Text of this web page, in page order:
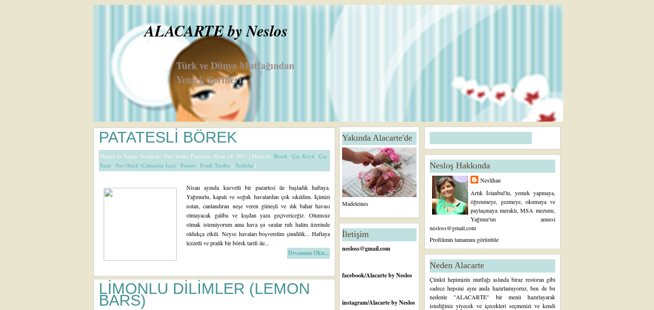
ALACARTE by Neslos
Türk ve Dünya Mutfağından
Yemek Tarifleri
PATATESLİ BÖREK
Pişiren ve Yazan: Neslihan | Yazı Tarihi: Pazartesi, Nisan 18, 2011 | Menü'de: Börek , Çay Keyfi , Çay
Saati , Nes Ouick (Çalışanlar İçin) , Patates , Pratik Tarifler , Tuzlular |
Nisan ayında kasvetli bir pazartesi ile başladık haftaya.
Yağmurlu, kapalı ve soğuk havalardan çok sıkıldım. İçimizi
ısıtan, canlandıran neşe veren güneşli ve ılık bahar havası
olmayacak galiba ve kışdan yaza geçivericeğiz. Olumsuz
olmak istemiyorum ama hava şu sıralar ruh halim üzerinde
oldukça etkili. Neyse havaları boşverelim şimdilik... Haftaya
lezzetli ve pratik bir börek tarifi ile...
Devamını Oku...
LİMONLU DİLİMLER (LEMON
BARS)
K
A
S
Yakında Alacarte'de
Madeleines
İletişim
nesloss@gmail.com
facebook/Alacarte by Neslos
instagram/Alacarte by Neslos
Nesloş Hakkında
Neslihan
Artık İstanbul'lu, yemek yapmaya,
öğrenmeye, gezmeye, okumaya ve
paylaşmaya meraklı, MSA mezunu,
Yağmur'un annesi
nesloss@gmail.com
Profilimin tamamını görüntüle
Neden Alacarte
Çünkü hepimizin mutfağı aslında biraz restoran gibi
sadece hepsini aynı anda hazırlamıyoruz, ben de bu
nedenle "ALACARTE" bir menü hazırlayarak
istediğiniz yiyecek ve içecekleri seçmenizi ve kendi